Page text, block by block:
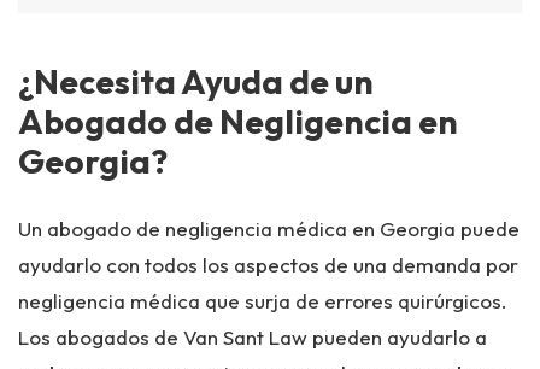
¿Necesita Ayuda de un
Abogado de Negligencia en
Georgia?
Un abogado de negligencia médica en Georgia puede
ayudarlo con todos los aspectos de una demanda por
negligencia médica que surja de errores quirúrgicos.
Los abogados de Van Sant Law pueden ayudarlo a